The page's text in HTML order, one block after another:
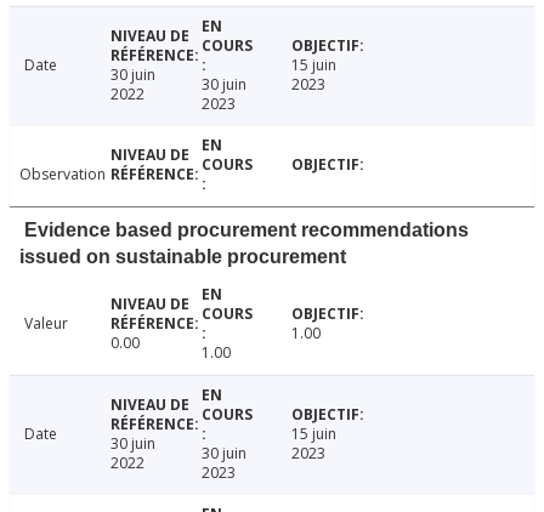
Date
30 juin
2022
30 juin
2023
15 juin
2023
Observation
Evidence based procurement recommendations
issued on sustainable procurement
Valeur
0.00
1.00
1.00
Date
30 juin
2022
30 juin
2023
15 juin
2023